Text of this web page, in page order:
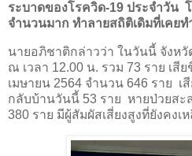
ระบาดของโรควิด-19 ประจำวัน
จำนวนมาก ทำลายสถิติเดิมที่เคยท
นายอภิชาติกล่าวว่า ในวันนี้ จังหวั
ณ เวลา 12.00 น. รวม 73 ราย เสีย
เมษายน 2564 จำนวน 646 ราย เ
กลับบ้านวันนี้ 53 ราย หายป่วยสะ
380 ราย มีผู้สัมผัสเสี่ยงสูงที่ยังคงเ